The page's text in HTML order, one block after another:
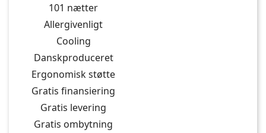
101 nætter
Allergivenligt
Cooling
Danskproduceret
Ergonomisk støtte
Gratis finansiering
Gratis levering
Gratis ombytning